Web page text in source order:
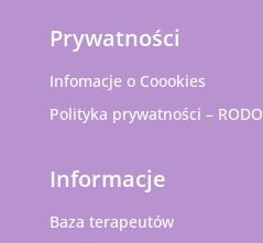
Prywatności
Infomacje o Coookies
Polityka prywatności – RODO
Informacje
Baza terapeutów